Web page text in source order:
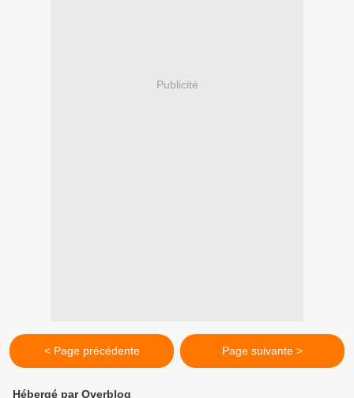
Publicité
< Page précédente Page suivante >
Hébergé par Overblog